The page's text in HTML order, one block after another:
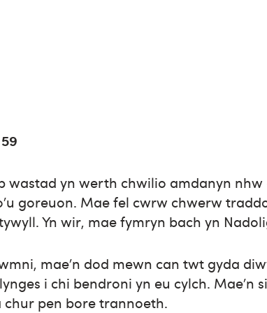
wastad yn werth chwilio amdanyn nhw
goreuon. Mae fel cwrw chwerw
Yn wir, mae fymryn bach yn
mae’n dod mewn can twt gyda
i chi bendroni yn eu cylch. Mae’n
chur pen bore trannoeth.